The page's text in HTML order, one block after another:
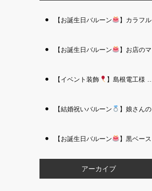
【お誕生日バルーン 】カラフルで存在感たっぷりのバルーンタワー｜松江 i Balloo n
【お誕生日バルーン 】お店のママさんへの華やかなお祝いに｜シャンパン付き豪 華バルーンアレンジメント｜松江 i Balloon
【イベント装飾 】島根電工様 お客様感謝祭｜入口アーチ＆キッズコーナー装飾 を担当しました｜松江 i Balloon
【結婚祝いバルーン 】娘さんのご結婚祝いに｜ウェディングベアとフラワーイン バルーンが華やかなバルーンアレンジメント｜松江 i Balloon
【お誕生日バルーン 】黒ベース×ヒョウ柄がおしゃれ
アーカイブ